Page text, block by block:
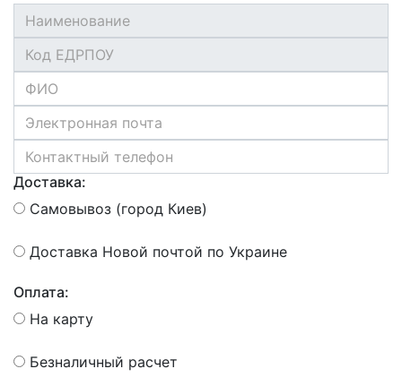
Доставка:
Самовывоз (город Киев)
Доставка Новой почтой по Украине
Оплата:
На карту
Безналичный расчет